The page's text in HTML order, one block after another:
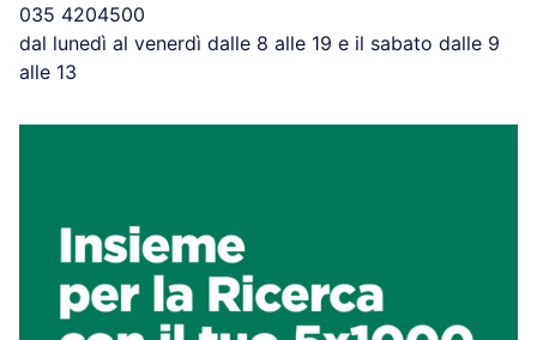
035 4204500
dal lunedì al venerdì dalle 8 alle 19 e il sabato dalle 9
alle 13